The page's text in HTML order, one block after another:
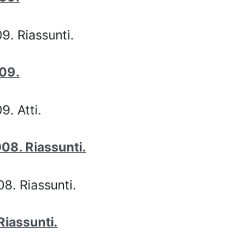
Riassunti.
Atti.
Riassunti.
Riassunti.